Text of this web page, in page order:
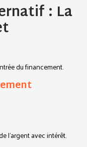
: La
du financement.
l'argent avec intérêt.